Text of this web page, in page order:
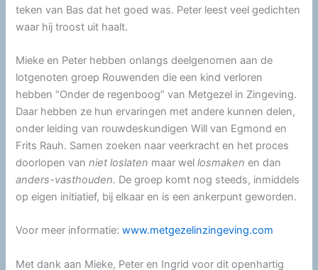
teken van Bas dat het goed was. Peter leest veel gedichten
waar hij troost uit haalt.
Mieke en Peter hebben onlangs deelgenomen aan de
lotgenoten groep Rouwenden die een kind verloren
hebben “Onder de regenboog” van Metgezel in Zingeving.
Daar hebben ze hun ervaringen met andere kunnen delen,
onder leiding van rouwdeskundigen Will van Egmond en
Frits Rauh. Samen zoeken naar veerkracht en het proces
doorlopen vanniet loslaten maar wellosmaken en dan
anders-vasthouden. De groep komt nog steeds, inmiddels
op eigen initiatief, bij elkaar en is een ankerpunt geworden.
Voor meer informatie:www.metgezelinzingeving.com
Met dank aan Mieke, Peter en Ingrid voor dit openhartig